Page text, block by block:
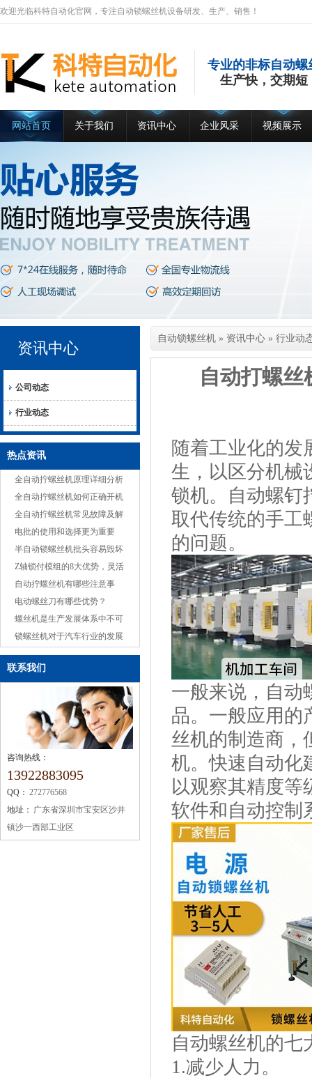
欢迎光临科特自动化官网，专注自动锁螺丝机设备研发、生产、销售！
专业的非标自动螺
生产快，交期短
网站首页 关于我们 资讯中心 企业风采 视频展示
资讯中心
公司动态
行业动态
热点资讯
全自动拧螺丝机原理详细分析
全自动拧螺丝机如何正确开机
全自动拧螺丝机常见故障及解
决方案
电批的使用和选择更为重要
半自动锁螺丝机批头容易毁坏
的原因
Z轴锁付模组的8大优势，灵活
适应多种产品
自动拧螺丝机有哪些注意事
项？
电动螺丝刀有哪些优势？
螺丝机是生产发展体系中不可
或缺的机械设备
锁螺丝机对于汽车行业的发展
联系我们
咨询热线：
13922883095
QQ： 272776568
地址： 广东省深圳市宝安区沙井
镇沙一西部工业区
自动锁螺丝机 » 资讯中心 » 行业动
自动打螺
随着工业化的发
生，以区分机械
锁机。自动螺钉
取代传统的手工
的问题。
一般来说，自动
品。一般应用的
丝机的制造商，
机。快速自动化
以观察其精度等
软件和自动控制
自动螺丝机的七
1.减少人力。